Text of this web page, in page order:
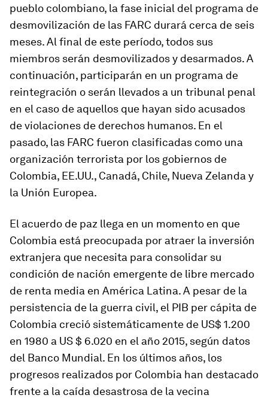
pueblo colombiano, la fase inicial del programa de
desmovilización de las FARC durará cerca de seis
meses. Al final de este período, todos sus
miembros serán desmovilizados y desarmados. A
continuación, participarán en un programa de
reintegración o serán llevados a un tribunal penal
en el caso de aquellos que hayan sido acusados
de violaciones de derechos humanos. En el
pasado, las FARC fueron clasificadas como una
organización terrorista por los gobiernos de
Colombia, EE.UU., Canadá, Chile, Nueva Zelanda y
la Unión Europea.
El acuerdo de paz llega en un momento en que
Colombia está preocupada por atraer la inversión
extranjera que necesita para consolidar su
condición de nación emergente de libre mercado
de renta media en América Latina. A pesar de la
persistencia de la guerra civil, el PIB per cápita de
Colombia creció sistemáticamente de US$ 1.200
en 1980 a US $ 6.020 en el año 2015, según datos
del Banco Mundial. En los últimos años, los
progresos realizados por Colombia han destacado
frente a la caída desastrosa de la vecina